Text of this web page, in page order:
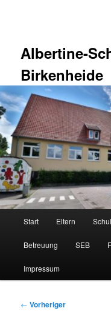
Albertine-
Birkenheide
Start Eltern
Betreuung SEB
Impressum
Beitragsnavigation
← Vorheriger